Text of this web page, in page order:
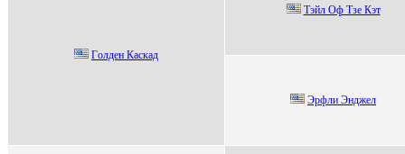
Гoлдeн Кacкaд
Тэйл Оф Тзе Кэт
Эрфли Энджел